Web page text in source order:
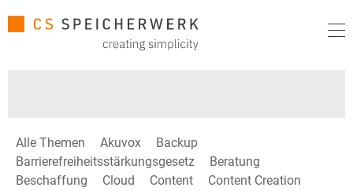
Alle Themen Akuvox
Backup
Barrierefreiheitsstärkungsgesetz
Beratung
Beschaffung
Cloud Content
Content Creation